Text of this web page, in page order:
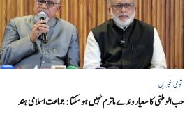
قومی خبریں
حب الوطنی کا معیار وندے ماترم نہیں ہو سکتا : جماعت اسلامی ہند